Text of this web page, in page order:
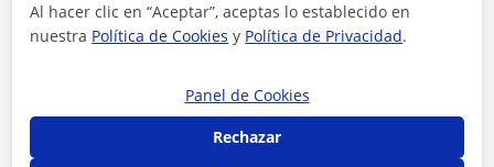
Al hacer clic en “Aceptar”, aceptas lo establecido en
nuestra Política de Cookies y Política de Privacidad.
Panel de Cookies
Rechazar